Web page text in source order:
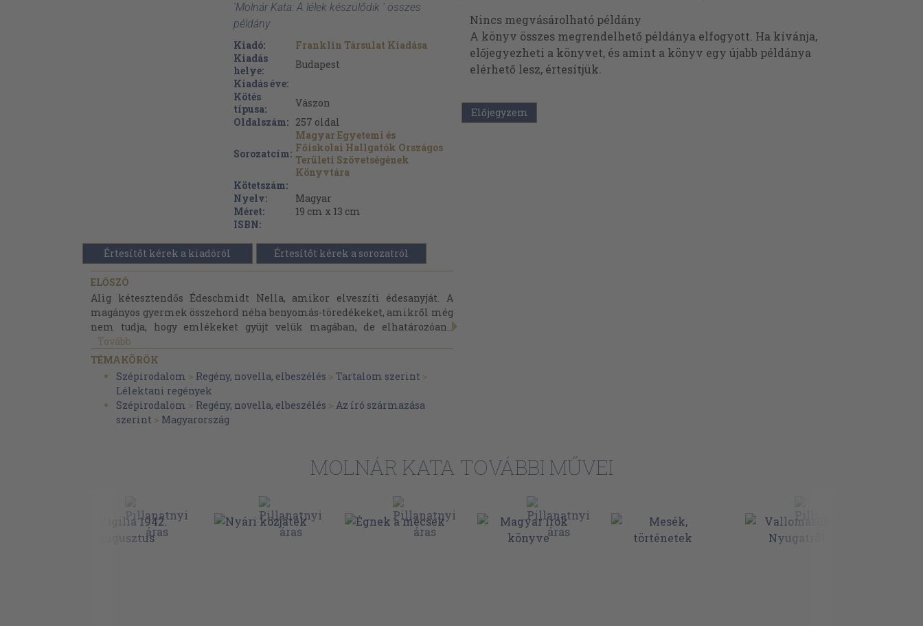
'Molnár Kata: A lélek készülődik ' összes
példány
Kiadó:
Franklin Társulat Kiadása
Kiadás
helye:
Budapest
Kiadás éve:
Kötés
típusa:
Vászon
Oldalszám: 257 oldal
Sorozatcím:
Magyar Egyetemi és
Főiskolai Hallgatók Országos
Területi Szövetségének
Könyvtára
Kötetszám:
Nyelv:
Magyar
Méret:
19 cm x 13 cm
ISBN:
Értesítőt kérek a kiadóról Értesítőt kérek a sorozatról
ELŐSZÓ
Alig kétesztendős Édeschmidt Nella, amikor elveszíti édesanyját. A
magányos gyermek összehord néha benyomás-töredékeket, amikről még
nem tudja, hogy emlékeket gyüjt velük magában, de elhatározóan...
Tovább
TÉMAKÖRÖK
Szépirodalom > Regény, novella, elbeszélés > Tartalom szerint >
Lélektani regények
Szépirodalom > Regény, novella, elbeszélés > Az író származása
szerint > Magyarország
Nincs megvásárolható példány
A könyv összes megrendelhető példánya elfogyott. Ha kívánja,
előjegyezheti a könyvet, és amint a könyv egy újabb példánya
elérhető lesz, értesítjük.
Előjegyzem
MOLNÁR KATA TOVÁBBI MŰVEI